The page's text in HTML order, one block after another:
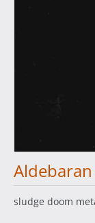
sludge doom